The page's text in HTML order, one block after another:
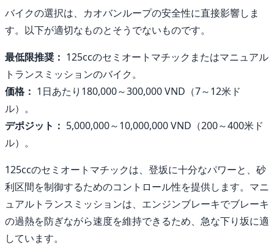
バイクの選択は、カオバンループの安全性に直接影響しま
す。以下が適切なものとそうでないものです。
最低限推奨： 125ccのセミオートマチックまたはマニュアル
トランスミッションのバイク。
価格： 1日あたり180,000～300,000 VND（7～12米ド
ル）。
デポジット： 5,000,000～10,000,000 VND（200～400米ド
ル）。
125ccのセミオートマチックは、登坂に十分なパワーと、砂
利区間を制御するためのコントロール性を提供します。マニ
ュアルトランスミッションは、エンジンブレーキでブレーキ
の過熱を防ぎながら速度を維持できるため、急な下り坂に適
しています。